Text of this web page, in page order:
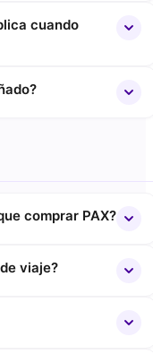
cuando
comprar PAX?
viaje?